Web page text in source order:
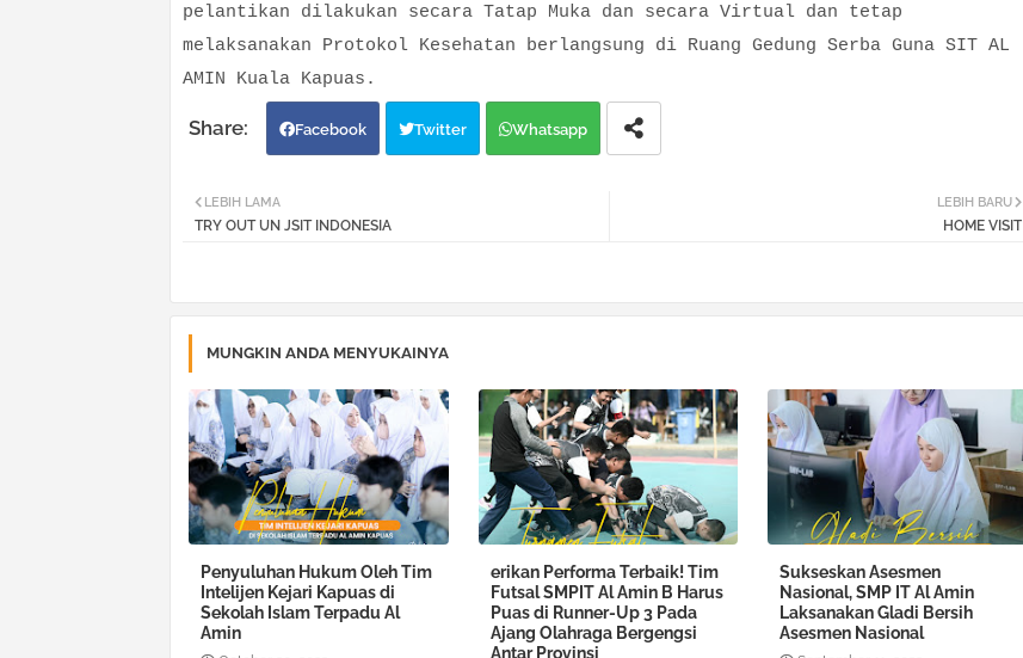
pelantikan dilakukan secara Tatap Muka dan secara Virtual dan tetap
melaksanakan Protokol Kesehatan berlangsung di Ruang Gedung Serba Guna SIT AL
AMIN Kuala Kapuas.
Facebook Twitter Whatsapp
LEBIH BARU
HOME VISIT
LEBIH LAMA
TRY OUT UN JSIT INDONESIA
MUNGKIN ANDA MENYUKAINYA
Penyuluhan Hukum Oleh Tim
Intelijen Kejari Kapuas di
Sekolah Islam Terpadu Al
Amin
erikan Performa Terbaik! Tim
Futsal SMPIT Al Amin B Harus
Puas di Runner-Up 3 Pada
Ajang Olahraga Bergengsi
Antar Provinsi
Sukseskan Asesmen
Nasional, SMP IT Al Amin
Laksanakan Gladi Bersih
Asesmen Nasional